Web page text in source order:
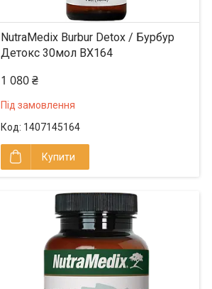
NutraMedix Burbur Detox / Бурбур
Детокс 30мол BX164
1 080 ₴
Під замовлення
1407145164
Купити